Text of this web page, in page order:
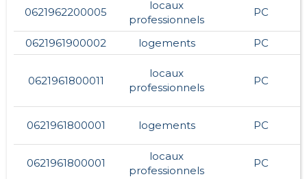
0621962200005
locaux
professionnels
PC
0621961900002 logements PC
0621961800011
locaux
professionnels
PC
0621961800001 logements PC
0621961800001
locaux
professionnels
PC